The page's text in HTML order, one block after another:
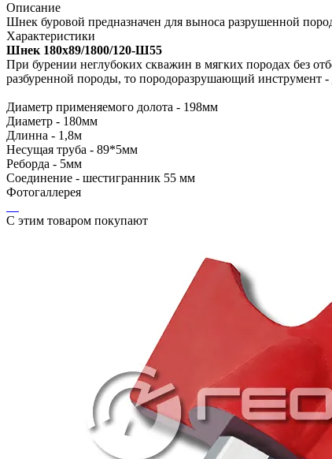
Описание
Шнек буровой предназначен для выноса разрушенной
Характеристики
Шнек 180х89/1800/120-Ш55
При бурении неглубоких скважин в мягких породах без
разбуренной породы, то породоразрушающий инструмент
Диаметр применяемого долота - 198мм
Диаметр - 180мм
Длинна - 1,8м
Несущая труба - 89*5мм
Реборда - 5мм
Соединение - шестигранник 55 мм
Фотогаллерея
С этим товаром покупают